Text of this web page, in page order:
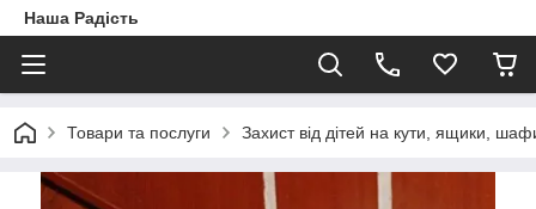
Наша Радість
Товари та послуги Захист від дітей на кути, ящики,